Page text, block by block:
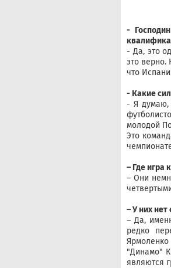
-
- Да, это
это верно.
что
- Какие
- Я думаю,
молодой
Это
– Где игра
– Они
– У них нет
– Да,
редко
"Динамо"
являются